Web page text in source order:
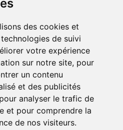
des cookies et
de suivi
votre expérience
sur notre site, pour
un contenu
et des publicités
analyser le trafic de
et pour comprendre la
de nos visiteurs.